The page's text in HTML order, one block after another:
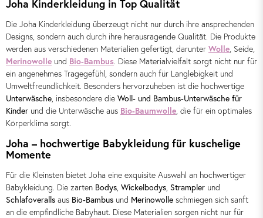
Joha Kinderkleidung in Top Qualität
Die Joha Kinderkleidung überzeugt nicht nur durch ihre ansprechenden
Designs, sondern auch durch ihre herausragende Qualität. Die Produkte
werden aus verschiedenen Materialien gefertigt, darunter Wolle, Seide,
Merinowolle und Bio-Bambus. Diese Materialvielfalt sorgt nicht nur für
ein angenehmes Tragegefühl, sondern auch für Langlebigkeit und
Umweltfreundlichkeit. Besonders hervorzuheben ist die hochwertige
Unterwäsche, insbesondere die Woll- und Bambus-Unterwäsche für
Kinder und die Unterwäsche aus Bio-Baumwolle, die für ein optimales
Körperklima sorgt.
Joha – hochwertige Babykleidung für kuschelige
Momente
Für die Kleinsten bietet Joha eine exquisite Auswahl an hochwertiger
Babykleidung. Die zarten Bodys, Wickelbodys, Strampler und
Schlafoveralls aus Bio-Bambus und Merinowolle schmiegen sich sanft
an die empfindliche Babyhaut. Diese Materialien sorgen nicht nur für